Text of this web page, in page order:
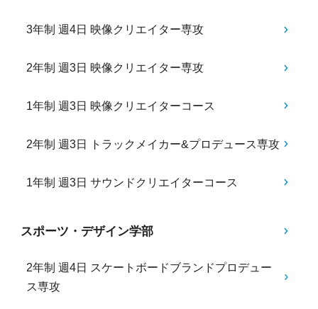
3年制 週4日 映像クリエイター専攻
2年制 週3日 映像クリエイター専攻
1年制 週3日 映像クリエイターコース
2年制 週3日 トラックメイカー&プロデュース専攻
1年制 週3日 サウンドクリエイターコース
スポーツ・デザイン学部
2年制 週4日 スケートボードブランドプロデュー
ス専攻